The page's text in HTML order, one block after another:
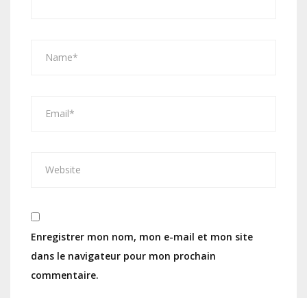
Enregistrer mon nom, mon e-mail et mon site
dans le navigateur pour mon prochain
commentaire.